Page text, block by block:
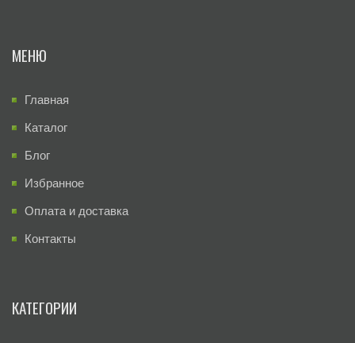
МЕНЮ
Главная
Каталог
Блог
Избранное
Оплата и доставка
Контакты
КАТЕГОРИИ